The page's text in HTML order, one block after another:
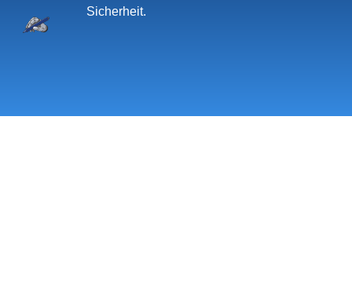
Sicherheit.